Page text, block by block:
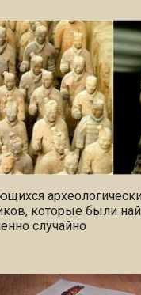
которые были
случайно